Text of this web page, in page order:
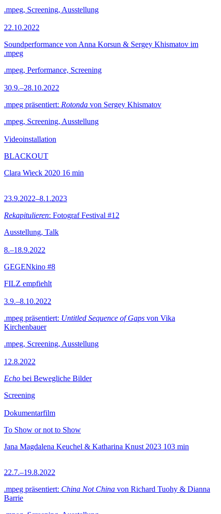
.mpeg, Screening, Ausstellung
22.10.2022
Soundperformance von Anna Korsun & Sergey Khismatov im
.mpeg
.mpeg, Performance, Screening
30.9.–28.10.2022
.mpeg präsentiert: Rotonda von Sergey Khismatov
.mpeg, Screening, Ausstellung
Videoinstallation
BLACKOUT
Clara Wieck 2020 16 min
23.9.2022–8.1.2023
Rekapitulieren: Fotograf Festival #12
Ausstellung, Talk
8.–18.9.2022
GEGENkino #8
FILZ empfiehlt
3.9.–8.10.2022
.mpeg präsentiert: Untitled Sequence of Gaps von Vika
Kirchenbauer
.mpeg, Screening, Ausstellung
12.8.2022
Echo bei Bewegliche Bilder
Screening
Dokumentarfilm
To Show or not to Show
Jana Magdalena Keuchel & Katharina Knust 2023 103 min
22.7.–19.8.2022
.mpeg präsentiert: China Not China von Richard Tuohy & Dianna
Barrie